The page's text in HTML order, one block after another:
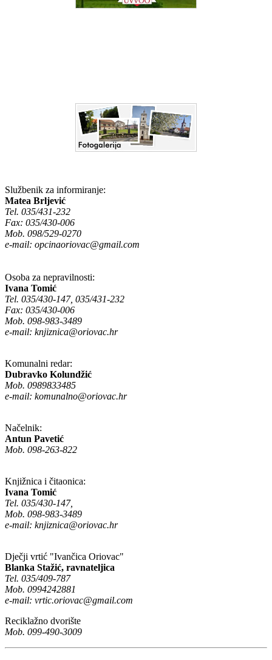
Službenik za informiranje:
Matea Brljević
Tel. 035/431-232
Fax: 035/430-006
Mob. 098/529-0270
e-mail: opcinaoriovac@gmail.com
Osoba za nepravilnosti:
Ivana Tomić
Tel. 035/430-147, 035/431-232
Fax: 035/430-006
Mob. 098-983-3489
e-mail: knjiznica@oriovac.hr
Komunalni redar:
Dubravko Kolundžić
Mob. 0989833485
e-mail: komunalno@oriovac.hr
Načelnik:
Antun Pavetić
Mob. 098-263-822
Knjižnica i čitaonica:
Ivana Tomić
Tel. 035/430-147,
Mob. 098-983-3489
e-mail: knjiznica@oriovac.hr
Dječji vrtić "Ivančica Oriovac"
Blanka Stažić, ravnateljica
Tel. 035/409-787
Mob. 0994242881
e-mail: vrtic.oriovac@gmail.com
Reciklažno dvorište
Mob. 099-490-3009